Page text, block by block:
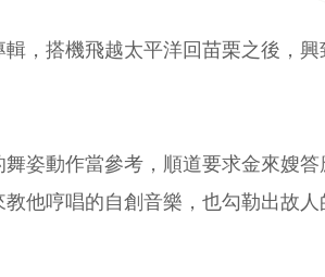
，搭機飛越太平洋回苗栗之後，
姿動作當參考，順道要求金來嫂
他哼唱的自創音樂，也勾勒出故